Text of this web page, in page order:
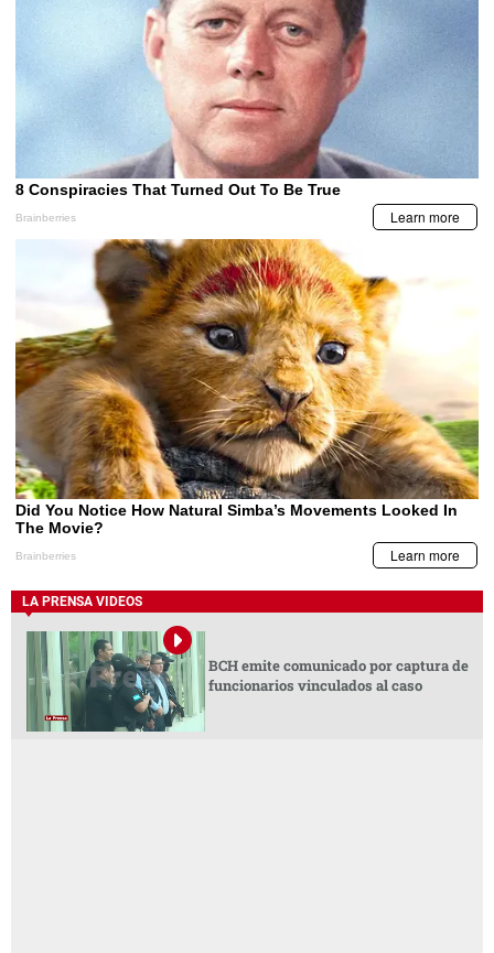
LA PRENSA VIDEOS
BCH emite comunicado por captura de
funcionarios vinculados al caso